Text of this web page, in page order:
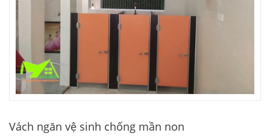
Vách ngăn vệ sinh chống mần non